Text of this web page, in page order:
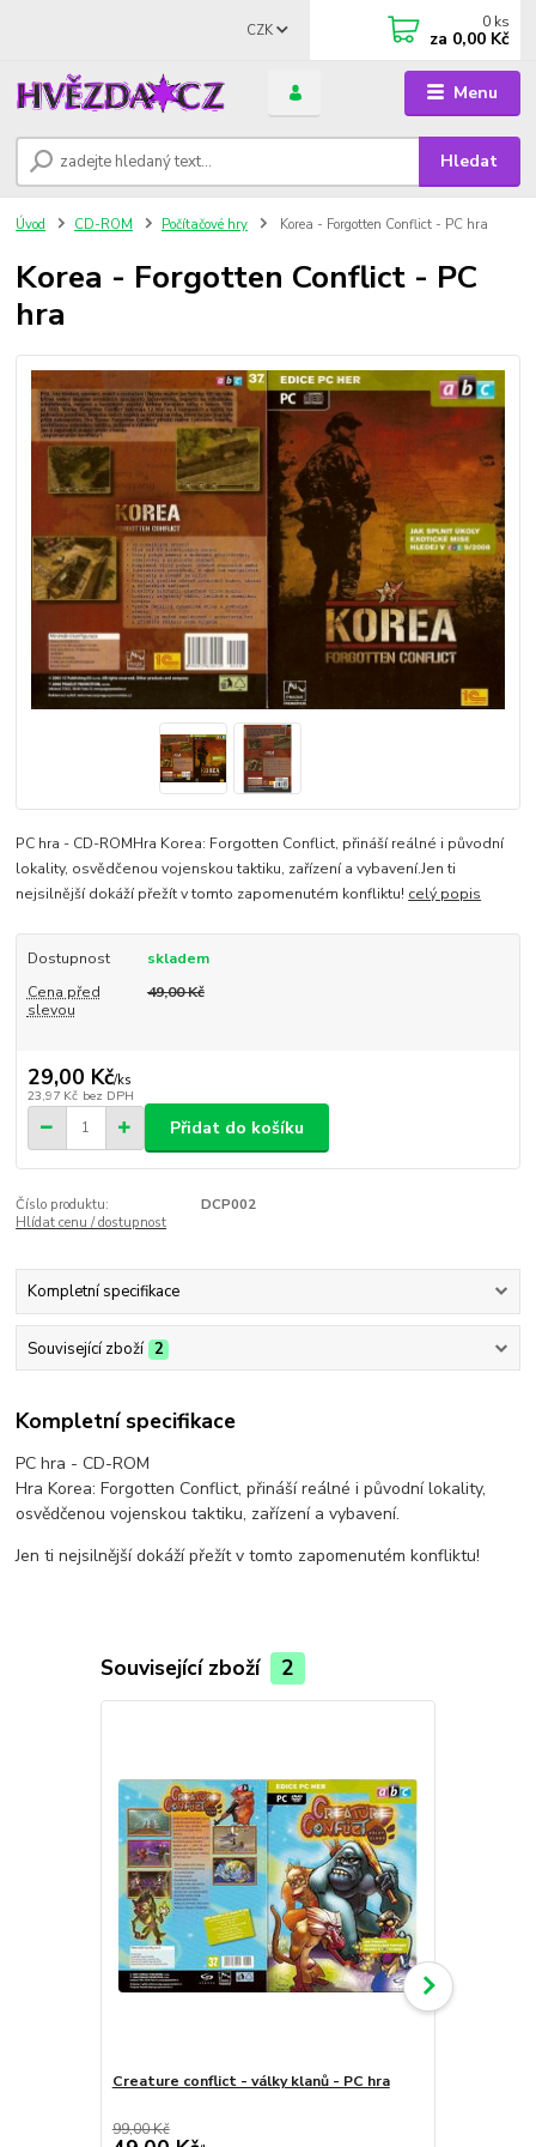
Menu
CZK
Hledat
0 ks
za 0,00 Kč
Úvod CD-ROM Počítačové hry Korea - Forgotten Conflict - PC hra
Korea - Forgotten Conflict - PC
hra
PC hra - CD-ROMHra Korea: Forgotten Conflict, přináší reálné i původní
lokality, osvědčenou vojenskou taktiku, zařízení a vybavení.Jen ti
nejsilnější dokáží přežít v tomto zapomenutém konfliktu! celý popis
Dostupnost
skladem
Cena před
slevou
49,00 Kč
29,00 Kč/ks
23,97 Kč bez DPH
Přidat do košíku
Číslo produktu:
DCP002
Hlídat cenu / dostupnost
Kompletní specifikace
Související zboží 2
Kompletní specifikace
PC hra - CD-ROM
Hra Korea: Forgotten Conflict, přináší reálné i původní lokality,
osvědčenou vojenskou taktiku, zařízení a vybavení.
Jen ti nejsilnější dokáží přežít v tomto zapomenutém konfliktu!
Související zboží 2
Creature conflict - války klanů - PC hra
99,00 Kč